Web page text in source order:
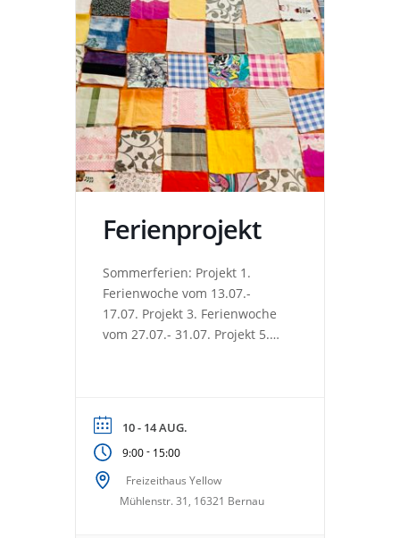
Ferienprojekt
Sommerferien: Projekt 1.
Ferienwoche vom 13.07.-
17.07. Projekt 3. Ferienwoche
vom 27.07.- 31.07. Projekt 5.
nordbrandenburg.de
10 - 14 AUG.
9:00- 15:00
Freizeithaus Yellow
Mühlenstr. 31, 16321 Bernau